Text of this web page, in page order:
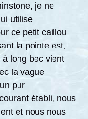
je ne
utilise
ce petit caillou
la pointe est,
à long bec vient
la vague
pur
établi, nous
et nous nous